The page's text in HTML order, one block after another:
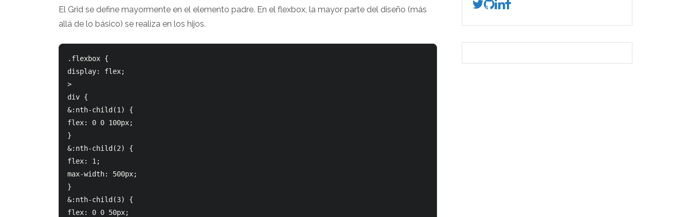
El Grid se define mayormente en el elemento padre. En el flexbox, la mayor parte del diseño (más
allá de lo básico) se realiza en los hijos.
.flexbox {
display: flex;
>
div {
&:nth-child(1) {
flex: 0 0 100px;
}
&:nth-child(2) {
flex: 1;
max-width: 500px;
}
&:nth-child(3) {
flex: 0 0 50px;